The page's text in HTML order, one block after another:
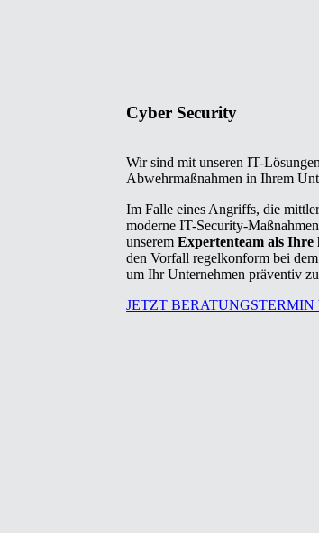
Cyber Security
Wir sind mit unseren IT-
Abwehrmaßnahmen in Ihrem
Im Falle eines Angriffs, die
moderne IT-Security-
unseremExpertenteam als
den Vorfall regelkonform bei
um Ihr Unternehmen präventiv
JETZT